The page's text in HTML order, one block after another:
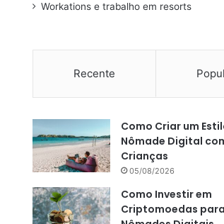
Workations e trabalho em resorts
Recente
Como Criar um
Nômade Digital
Crianças
05/08/2026
Como Investir em
Criptomoedas para